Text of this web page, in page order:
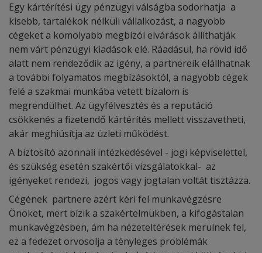
Egy kártérítési ügy pénzügyi válságba sodorhatja a
kisebb, tartalékok nélküli vállalkozást, a nagyobb
cégeket a komolyabb megbízói elvárások állíthatják
nem várt pénzügyi kiadások elé. Ráadásul, ha rövid idő
alatt nem rendeződik az igény, a partnereik elállhatnak
a további folyamatos megbízásoktól, a nagyobb cégek
felé a szakmai munkába vetett bizalom is
megrendülhet. Az ügyfélvesztés és a reputáció
csökkenés a fizetendő kártérítés mellett visszavetheti,
akár meghiúsítja az üzleti működést.
A biztosító azonnali intézkedésével - jogi képviselettel,
és szükség esetén szakértői vizsgálatokkal- az
igényeket rendezi, jogos vagy jogtalan voltát tisztázza.
Cégének partnere azért kéri fel munkavégzésre
Önöket, mert bízik a szakértelmükben, a kifogástalan
munkavégzésben, ám ha nézeteltérések merülnek fel,
ez a fedezet orvosolja a tényleges problémák